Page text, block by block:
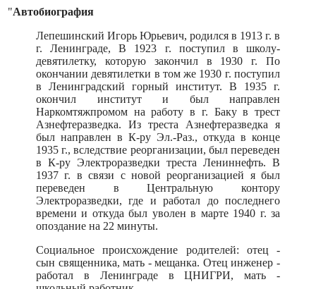
"Автобиография
Лепешинский Игорь Юрьевич, родился в 1913 г. в
г. Ленинграде, В 1923 г. поступил в школу-
девятилетку, которую закончил в 1930 г. По
окончании девятилетки в том же 1930 г. поступил
в Ленинградский горный институт. В 1935 г.
окончил институт и был направлен
Наркомтяжпромом на работу в г. Баку в трест
Азнефтеразведка. Из треста Азнефтеразведка я
был направлен в К-ру Эл.-Раз., откуда в конце
1935 г., вследствие реорганизации, был переведен
в К-ру Электроразведки треста Лениннефть. В
1937 г. в связи с новой реорганизацией я был
переведен в Центральную контору
Электроразведки, где и работал до последнего
времени и откуда был уволен в марте 1940 г. за
опоздание на 22 минуты.
Социальное происхождение родителей: отец -
сын священника, мать - мещанка. Отец инженер -
работал в Ленинграде в ЦНИГРИ, мать -